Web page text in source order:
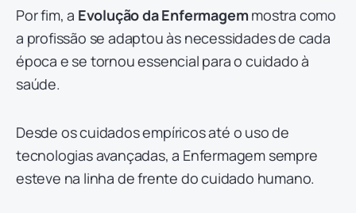
Por fim, a Evolução da Enfermagem mostra como
a profissão se adaptou às necessidades de cada
época e se tornou essencial para o cuidado à
saúde.
Desde os cuidados empíricos até o uso de
tecnologias avançadas, a Enfermagem sempre
esteve na linha de frente do cuidado humano.